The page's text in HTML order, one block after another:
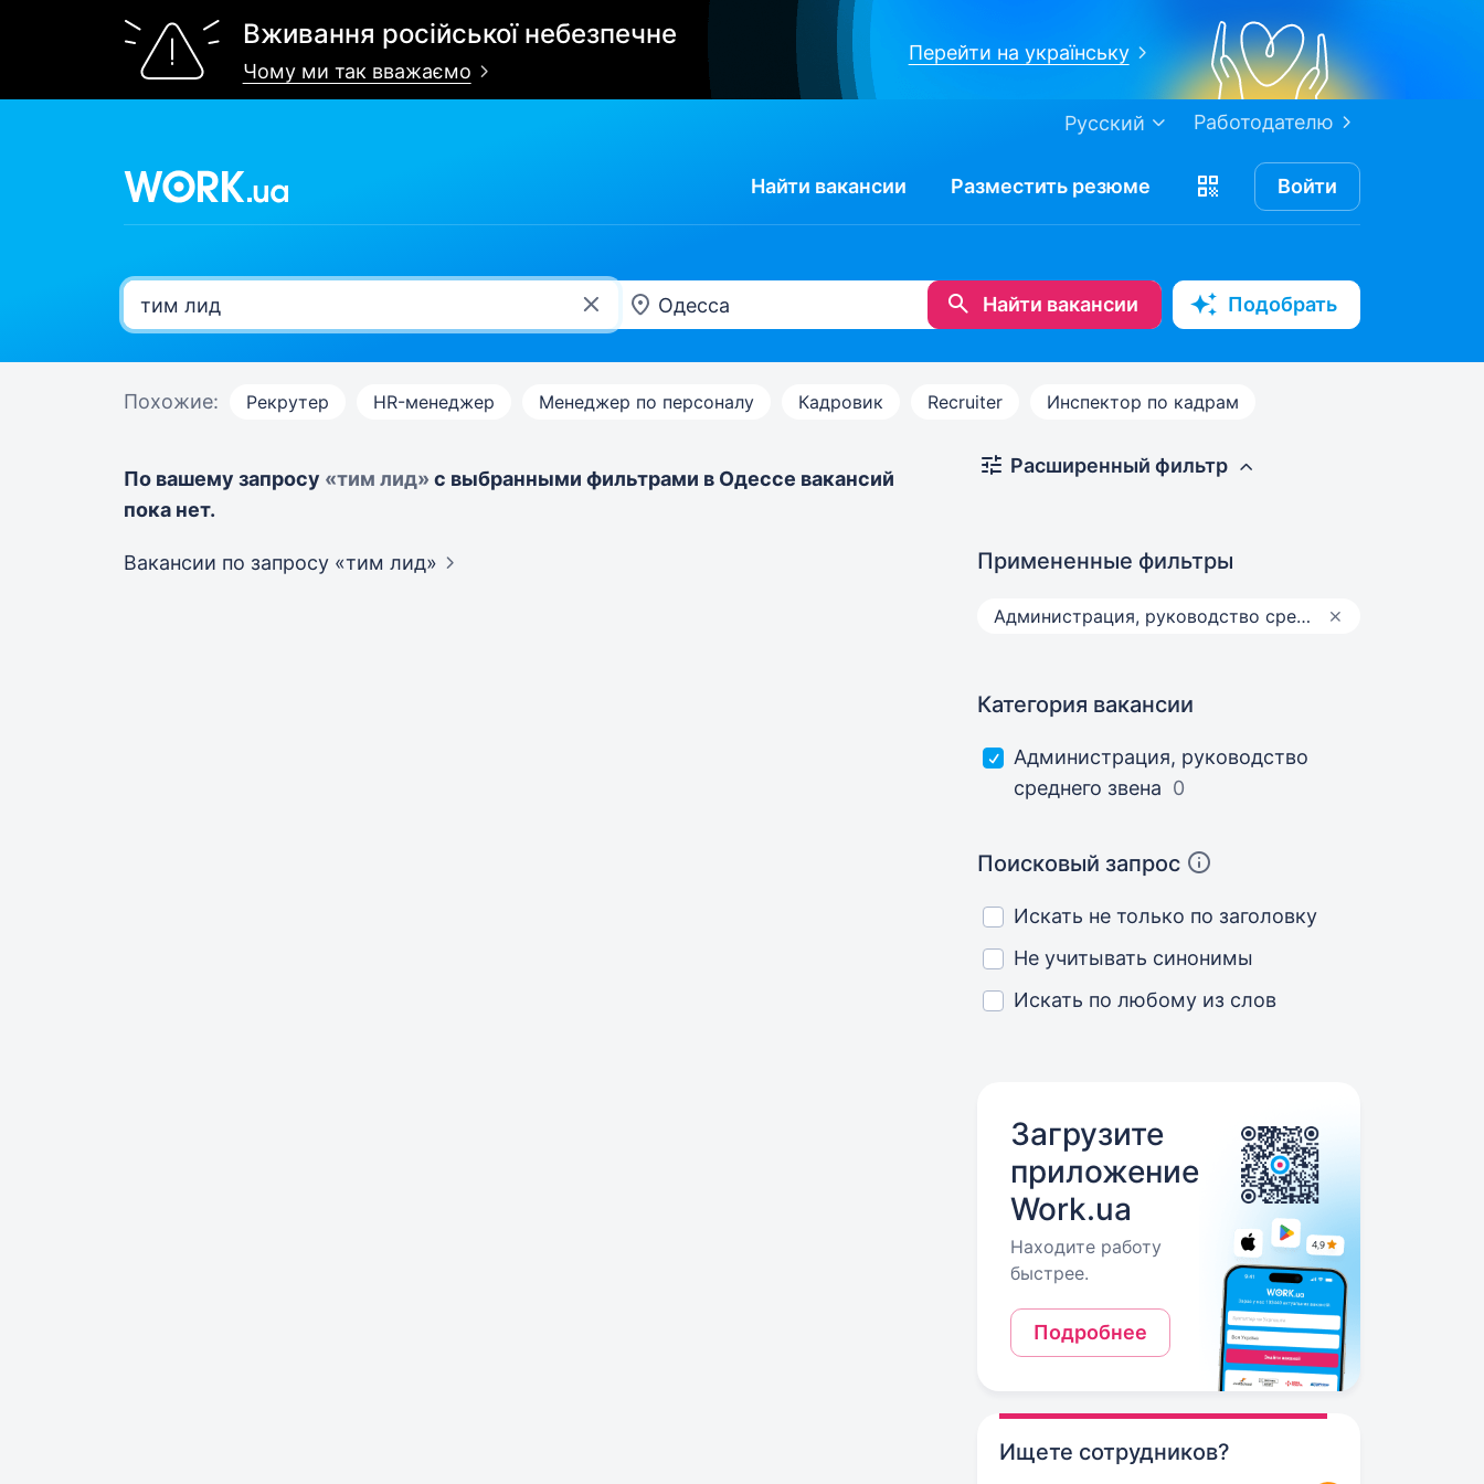
Вживання російської небезпечне
Чому ми так вважаємо
Перейти на українську
Работодателю
Русский
Найти вакансии Разместить резюме Войти
Найти вакансии Подобрать
Похожие: Рекрутер HR-менеджер Менеджер по персоналу Кадровик Recruiter Инспектор по кадрам
По вашему запросу «тим лид» с выбранными фильтрами в Одессе вакансий
пока нет.
Вакансии по запросу «тим лид»
Расширенный фильтр
Примененные фильтры
Администрация, руководство среднего звена
Категория вакансии
Администрация, руководство
среднего звена 0
Поисковый запрос
Искать не только по заголовку
Не учитывать синонимы
Искать по любому из слов
Загрузите
приложение
Work.ua
Находите работу
быстрее.
Подробнее
Ищете сотрудников?